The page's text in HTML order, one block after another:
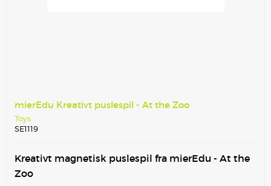
mierEdu Kreativt puslespil - At the Zoo
Toys
SE1119
Kreativt magnetisk puslespil fra mierEdu - At the
Zoo